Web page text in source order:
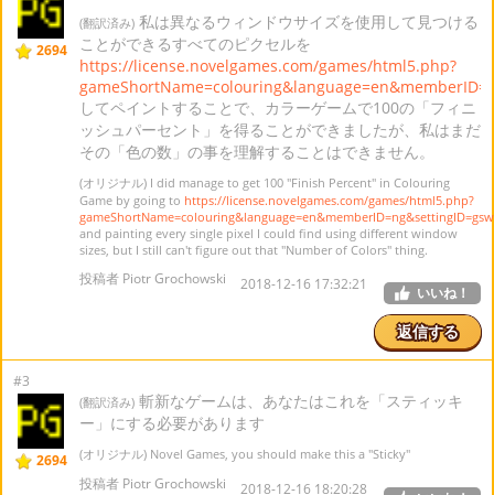
2694
(翻訳済み) 私は異なるウィンドウサイズを使用して見つける
ことができるすべてのピクセルを
https://license.novelgames.com/games/html5.php?
してペイントすることで、カラーゲームで100の「フィニ
ッシュパーセント」を得ることができましたが、私はまだ
その「色の数」の事を理解することはできません。
(オリジナル) I did manage to get 100 "Finish Percent" in Colouring
Game by going to https://license.novelgames.com/games/html5.php?
and painting every single pixel I could find using different window
sizes, but I still can't figure out that "Number of Colors" thing.
投稿者 Piotr Grochowski 2018-12-16 17:32:21 いいね！
返信する
#3
2694
(翻訳済み) 斬新なゲームは、あなたはこれを「スティッキ
ー」にする必要があります
(オリジナル) Novel Games, you should make this a "Sticky"
投稿者 Piotr Grochowski 2018-12-16 18:20:28